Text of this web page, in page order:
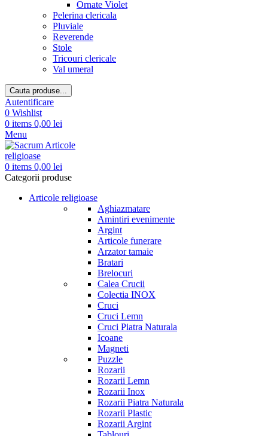
Ornate Violet
Pelerina clericala
Pluviale
Reverende
Stole
Tricouri clericale
Val umeral
Cauta produse...
Autentificare
0 Wishlist
0 items 0,00 lei
Menu
0 items 0,00 lei
Categorii produse
Articole religioase
Aghiazmatare
Amintiri evenimente
Argint
Articole funerare
Arzator tamaie
Bratari
Brelocuri
Calea Crucii
Colectia INOX
Cruci
Cruci Lemn
Cruci Piatra Naturala
Icoane
Magneti
Puzzle
Rozarii
Rozarii Lemn
Rozarii Inox
Rozarii Piatra Naturala
Rozarii Plastic
Rozarii Argint